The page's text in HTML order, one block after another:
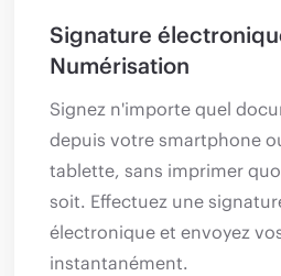
Signature
Numérisation
Signez n'importe quel
depuis votre smartphone
tablette, sans imprimer
soit. Effectuez une
électronique et envoyez
instantanément.